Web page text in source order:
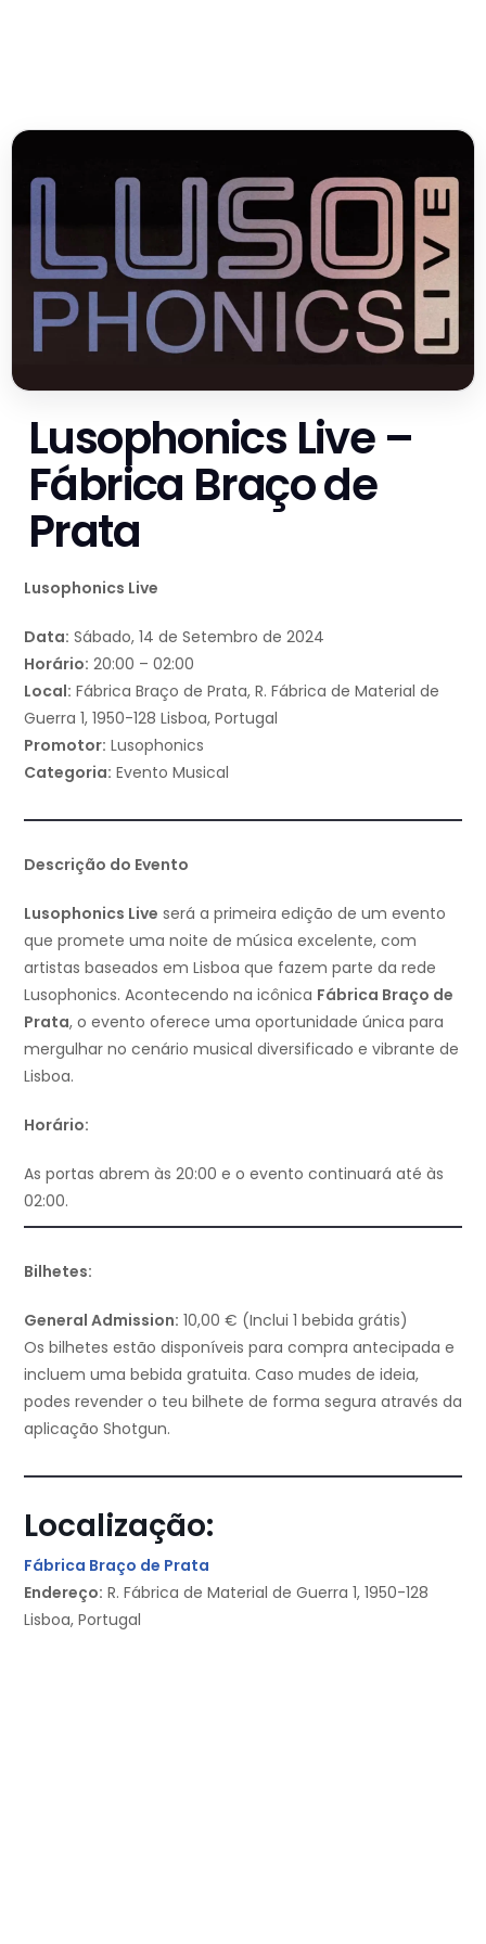
Lusophonics Live –
Fábrica Braço de
Prata
Lusophonics Live
Data: Sábado, 14 de Setembro de 2024
Horário: 20:00 – 02:00
Local: Fábrica Braço de Prata, R. Fábrica de Material de
Guerra 1, 1950-128 Lisboa, Portugal
Promotor: Lusophonics
Categoria: Evento Musical
Descrição do Evento
Lusophonics Live será a primeira edição de um evento
que promete uma noite de música excelente, com
artistas baseados em Lisboa que fazem parte da rede
Lusophonics. Acontecendo na icônica Fábrica Braço de
Prata, o evento oferece uma oportunidade única para
mergulhar no cenário musical diversificado e vibrante de
Lisboa.
Horário:
As portas abrem às 20:00 e o evento continuará até às
02:00.
Bilhetes:
General Admission: 10,00 € (Inclui 1 bebida grátis)
Os bilhetes estão disponíveis para compra antecipada e
incluem uma bebida gratuita. Caso mudes de ideia,
podes revender o teu bilhete de forma segura através da
aplicação Shotgun.
Localização:
Fábrica Braço de Prata
Endereço: R. Fábrica de Material de Guerra 1, 1950-128
Lisboa, Portugal